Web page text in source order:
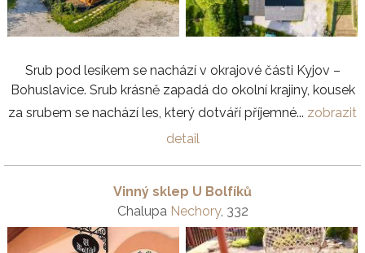
Srub pod lesíkem se nachází v okrajové části Kyjov –
Bohuslavice. Srub krásně zapadá do okolní krajiny, kousek
za srubem se nachází les, který dotváří příjemné... zobrazit
detail
Vinný sklep U Bolfíků
Chalupa Nechory, 332